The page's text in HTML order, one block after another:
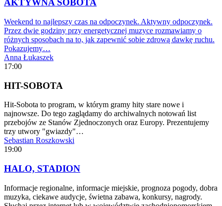
AKTYWNA SOBOTA
Weekend to najlepszy czas na odpoczynek. Aktywny odpoczynek.
Przez dwie godziny przy energetycznej muzyce rozmawiamy o
różnych sposobach na to, jak zapewnić sobie zdrową dawkę ruchu.
Pokazujemy…
Anna Łukaszek
17:00
HIT-SOBOTA
Hit-Sobota to program, w którym gramy hity stare nowe i
najnowsze. Do tego zaglądamy do archiwalnych notowań list
przebojów ze Stanów Zjednoczonych oraz Europy. Prezentujemy
trzy utwory "gwiazdy"…
Sebastian Roszkowski
19:00
HALO, STADION
Informacje regionalne, informacje miejskie, prognoza pogody, dobra
muzyka, ciekawe audycje, świetna zabawa, konkursy, nagrody.